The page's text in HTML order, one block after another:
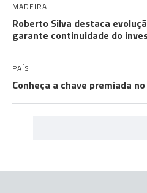
MADEIRA
Roberto Silva destaca
garante continuidade do
PAÍS
Conheça a chave premiada